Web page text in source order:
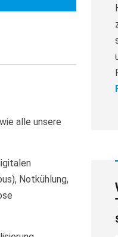
alle unsere
Notkühlung,